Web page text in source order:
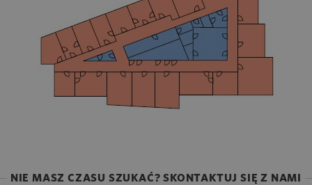
NIE MASZ CZASU SZUKAĆ? SKONTAKTUJ SIĘ Z NAMI